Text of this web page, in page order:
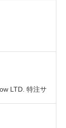
LTD. 特注サ